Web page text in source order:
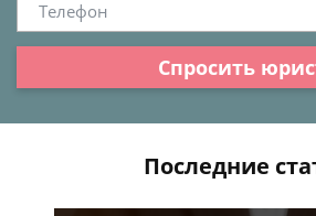
Спросить
Последние